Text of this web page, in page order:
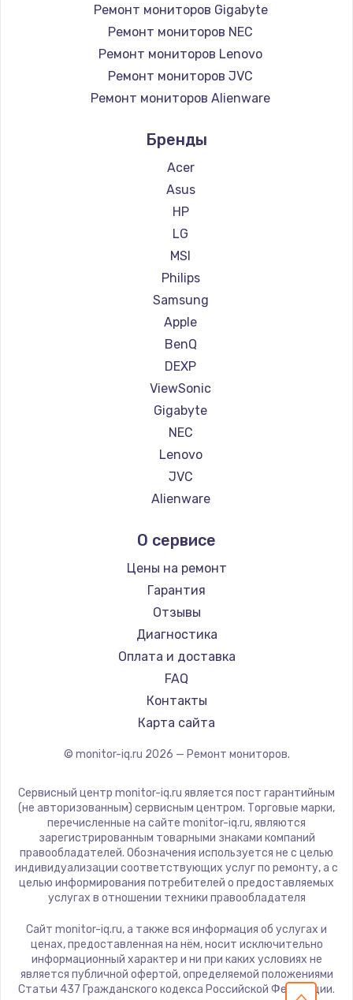
Ремонт мониторов Gigabyte
Ремонт мониторов NEC
Ремонт мониторов Lenovo
Ремонт мониторов JVC
Ремонт мониторов Alienware
Ремонт мониторов Thunderobot
Ремонт мониторов Hisense
Ремонт мониторов АОС
Ремонт мониторов Ardor
Ремонт мониторов Machenike
Ремонт мониторов iru
Ремонт мониторов Titan Army
Ремонт мониторов iFFALCON
Ремонт мониторов Dahua
Бренды
Acer
Asus
HP
LG
MSI
Philips
Samsung
Apple
BenQ
DEXP
ViewSonic
Gigabyte
NEC
Lenovo
JVC
Alienware
Thunderobot
Hisense
АОС
Ardor
Machenike
iru
Titan Army
iFFALCON
Dahua
О сервисе
Цены на ремонт
Гарантия
Отзывы
Диагностика
Оплата и доставка
FAQ
Контакты
Карта сайта
© monitor-iq.ru 2026 — Ремонт мониторов.
Сервисный центр monitor-iq.ru является пост гарантийным
(не авторизованным) сервисным центром. Торговые марки,
перечисленные на сайте monitor-iq.ru, являются
зарегистрированным товарными знаками компаний
правообладателей. Обозначения используется не с целью
индивидуализации соответствующих услуг по ремонту, а с
целью информирования потребителей о предоставляемых
услугах в отношении техники правообладателя
Сайт monitor-iq.ru, а также вся информация об услугах и
ценах, предоставленная на нём, носит исключительно
информационный характер и ни при каких условиях не
является публичной офертой, определяемой положениями
Статьи 437 Гражданского кодекса Российской Федерации.